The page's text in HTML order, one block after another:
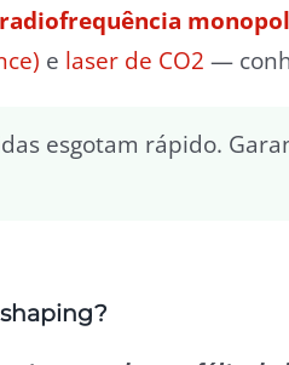
e laser de CO2 —
esgotam rápido.